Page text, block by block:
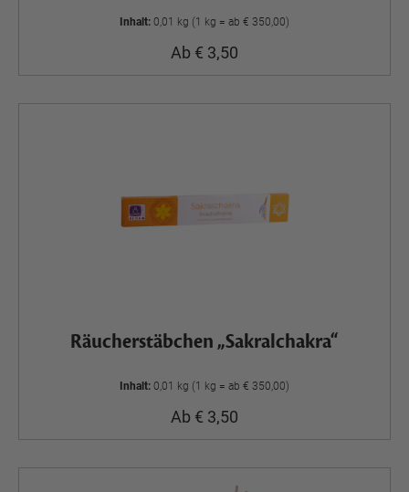
Inhalt: 0,01 kg (1 kg = ab € 350,00)
Ab € 3,50
Räucherstäbchen „Sakralchakra“
Inhalt: 0,01 kg (1 kg = ab € 350,00)
Ab € 3,50